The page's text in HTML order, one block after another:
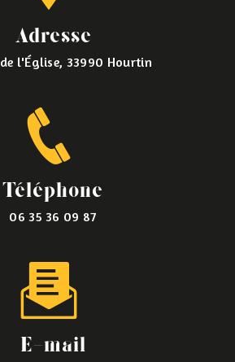
Adresse
l'Église, 33990 Hourtin
Téléphone
06 35 36 09 87
E-mail